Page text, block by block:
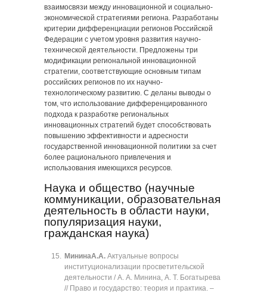
взаимосвязи между инновационной и социально-
экономической стратегиями региона. Разработаны
критерии дифференциации регионов Российской
Федерации с учетом уровня развития научно-
технической деятельности. Предложены три
модификации региональной инновационной
стратегии, соответствующие основным типам
российских регионов по их научно-
технологическому развитию. С деланы выводы о
том, что использование дифференцированного
подхода к разработке региональных
инновационных стратегий будет способствовать
повышению эффективности и адресности
государственной инновационной политики за счет
более рационального привлечения и
использования имеющихся ресурсов.
Наука и общество (научные
коммуникации, образовательная
деятельность в области науки,
популяризация науки,
гражданская наука)
МининаА.А. Актуальные вопросы
институционализации просветительской
деятельности / А. А. Минина, А. Т. Богатырева
// Право и государство: теория и практика. ‒